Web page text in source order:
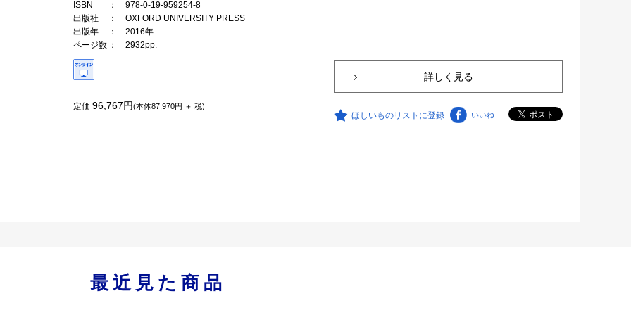
ISBN
： 978-0-19-959254-8
出版社
： OXFORD UNIVERSITY PRESS
出版年
： 2016年
ページ数 ： 2932pp.
定価 96,767円(本体87,970円 ＋ 税)
詳しく見る
ほしいものリストに登録 いいね
最近見た商品